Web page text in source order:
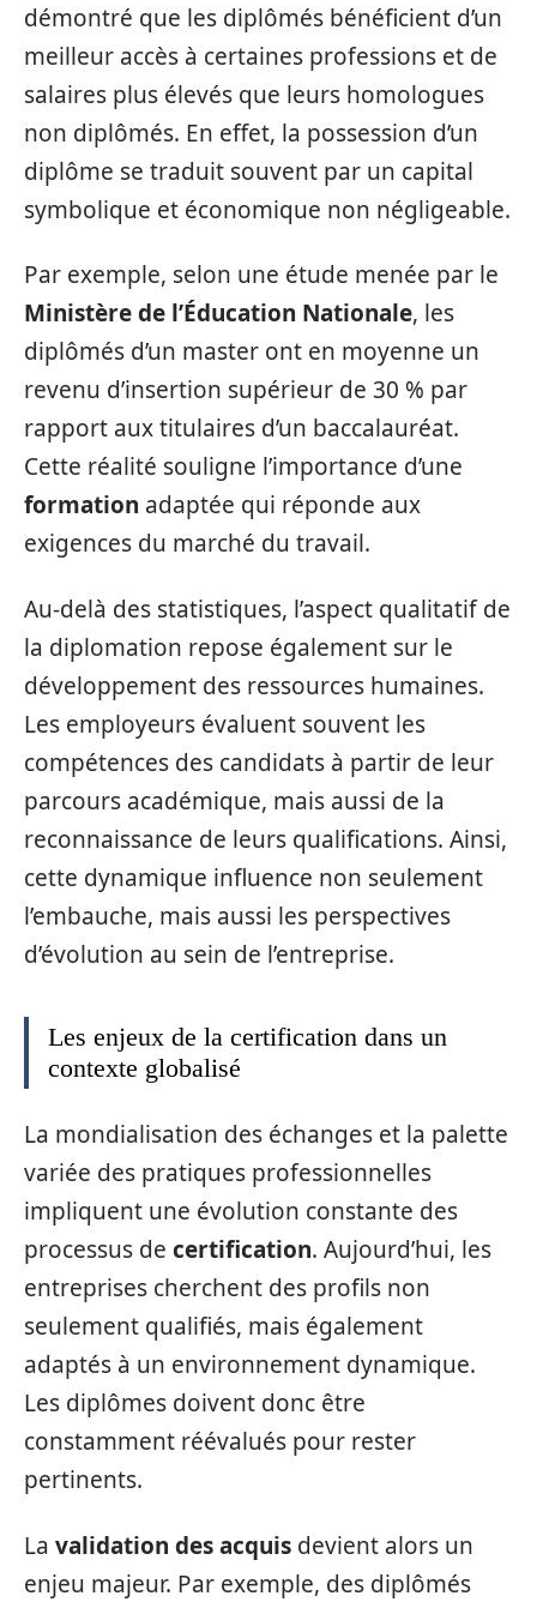
démontré que les diplômés bénéficient d’un
meilleur accès à certaines professions et de
salaires plus élevés que leurs homologues
non diplômés. En effet, la possession d’un
diplôme se traduit souvent par un capital
symbolique et économique non négligeable.
Par exemple, selon une étude menée par le
Ministère de l’Éducation Nationale, les
diplômés d’un master ont en moyenne un
revenu d’insertion supérieur de 30 % par
rapport aux titulaires d’un baccalauréat.
Cette réalité souligne l’importance d’une
formation adaptée qui réponde aux
exigences du marché du travail.
Au-delà des statistiques, l’aspect qualitatif de
la diplomation repose également sur le
développement des ressources humaines.
Les employeurs évaluent souvent les
compétences des candidats à partir de leur
parcours académique, mais aussi de la
reconnaissance de leurs qualifications. Ainsi,
cette dynamique influence non seulement
l’embauche, mais aussi les perspectives
d’évolution au sein de l’entreprise.
Les enjeux de la certification dans un
contexte globalisé
La mondialisation des échanges et la palette
variée des pratiques professionnelles
impliquent une évolution constante des
processus de certification. Aujourd’hui, les
entreprises cherchent des profils non
seulement qualifiés, mais également
adaptés à un environnement dynamique.
Les diplômes doivent donc être
constamment réévalués pour rester
pertinents.
La validation des acquis devient alors un
enjeu majeur. Par exemple, des diplômés